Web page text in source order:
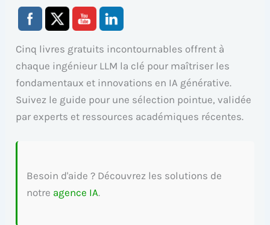
Cinq livres gratuits incontournables offrent à
chaque ingénieur LLM la clé pour maîtriser les
fondamentaux et innovations en IA générative.
Suivez le guide pour une sélection pointue, validée
par experts et ressources académiques récentes.
Besoin d'aide ? Découvrez les solutions de
notre agence IA.